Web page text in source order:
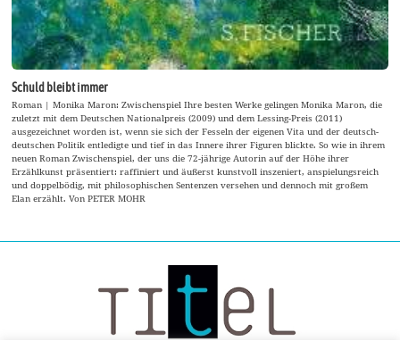
Schuld bleibt immer
Roman | Monika Maron: Zwischenspiel Ihre besten Werke gelingen Monika Maron, die
zuletzt mit dem Deutschen Nationalpreis (2009) und dem Lessing-Preis (2011)
ausgezeichnet worden ist, wenn sie sich der Fesseln der eigenen Vita und der deutsch-
deutschen Politik entledigte und tief in das Innere ihrer Figuren blickte. So wie in ihrem
neuen Roman Zwischenspiel, der uns die 72-jährige Autorin auf der Höhe ihrer
Erzählkunst präsentiert: raffiniert und äußerst kunstvoll inszeniert, anspielungsreich
und doppelbödig, mit philosophischen Sentenzen versehen und dennoch mit großem
Elan erzählt. Von PETER MOHR